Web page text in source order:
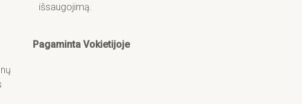
išsaugojimą.
Pagaminta Vokietijoje